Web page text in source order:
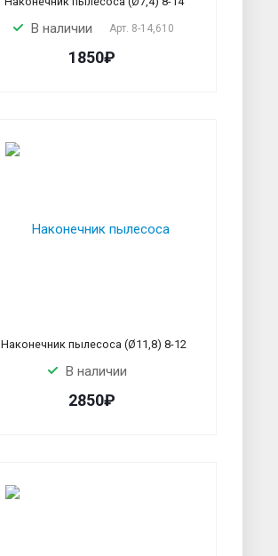
В наличии Арт. 8-14,610
1850₽
Наконечник пылесоса (Ø11,8) 8-12
В наличии
2850₽